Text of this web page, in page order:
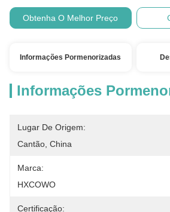
Obtenha O Melhor Preço
Informações Pormenorizadas
Informações
Lugar De Origem:
Cantão, China
Marca:
HXCOWO
Certificação: